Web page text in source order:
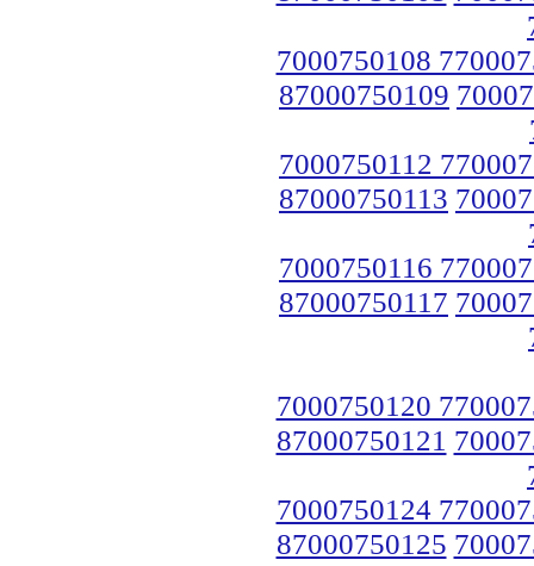
7000750108
87000750109
7000750112
87000750113
7000750116
87000750117
7000750120
87000750121
7000750124
87000750125